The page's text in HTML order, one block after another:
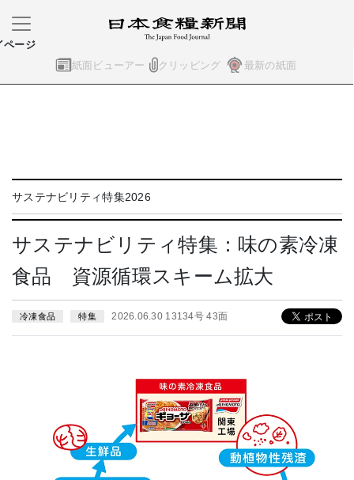
紙面ビューアー クリッピング 最新の紙面
ページ
サステナビリティ特集2026
サステナビリティ特集：味の素冷凍
食品 資源循環スキーム拡大
冷凍食品 特集 2026.06.30 13134号 43面